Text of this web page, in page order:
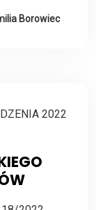
Borowiec
2022